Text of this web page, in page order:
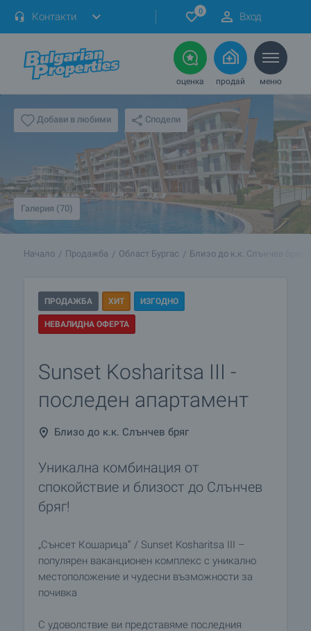
Контакти 0 Вход
оценка продай меню
Добави в любими Сподели
Галерия (70)
Начало Продажба Област Бургас Близо до к.к. Слънчев бряг
ПРОДАЖБА ХИТ ИЗГОДНО
НЕВАЛИДНА ОФЕРТА
Sunset Kosharitsa III -
последен апартамент
Близо до к.к. Слънчев бряг
Уникална комбинация от
спокойствие и близост до Слънчев
бряг!
„Сънсет Кошарица” / Sunset Kosharitsa III –
популярен ваканционен комплекс с уникално
местоположение и чудесни възможности за
почивка
С удоволствие ви представяме последния